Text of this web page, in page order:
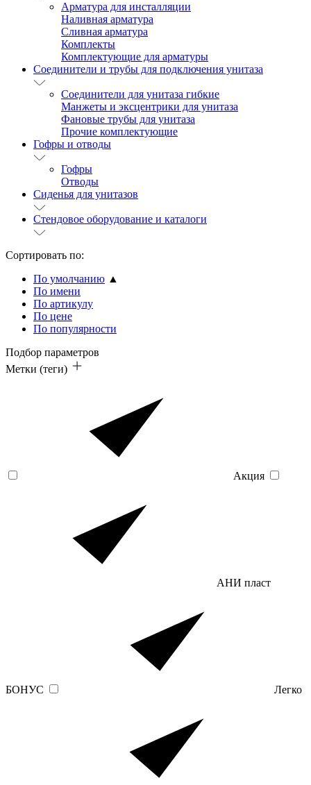
Арматура для инсталляции
Наливная арматура
Сливная арматура
Комплекты
Комплектующие для арматуры
Соединители и трубы для подключения унитаза
Соединители для унитаза гибкие
Манжеты и эксцентрики для унитаза
Фановые трубы для унитаза
Прочие комплектующие
Гофры и отводы
Гофры
Отводы
Сиденья для унитазов
Стендовое оборудование и каталоги
Сортировать по:
По умолчанию ▲
По имени
По артикулу
По цене
По популярности
Подбор параметров
Метки (теги)
Акция
АНИ пласт
БОНУС Легко